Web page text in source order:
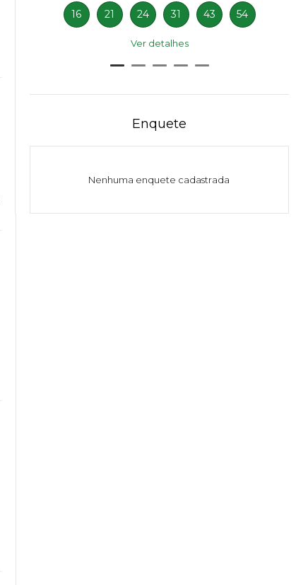
16 21 24 31 43 54
Ver detalhes
Enquete
Nenhuma enquete cadastrada